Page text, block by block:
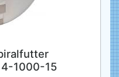
1000-15